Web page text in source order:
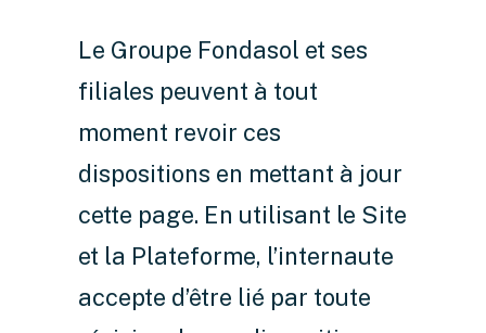
Le Groupe Fondasol et ses
filiales peuvent à tout
moment revoir ces
dispositions en mettant à jour
cette page. En utilisant le Site
et la Plateforme, l’internaute
accepte d’être lié par toute